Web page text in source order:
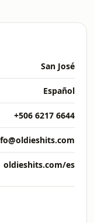
San José
Español
+506 6217 6644
oldieshits.com/es